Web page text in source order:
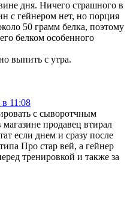
дня. Ничего страшного в
с гейнером нет, но порция
50 грамм белка, поэтому
белком особенного
выпить с утра.
в 11:08
с сыворотчным
продавец втирал
если днем и сразу после
Про стар вей, а гейнер
тренировкой и также за